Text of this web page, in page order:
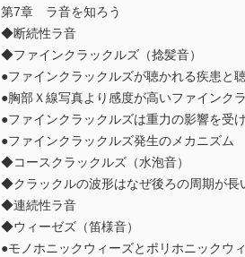
第7章 ラ音を知ろう
◆断続性ラ音
◆ファインクラックルズ（捻髪音）
●ファインクラックルズが聴かれる疾患と
●胸部Ｘ線写真より感度が高いファインク
●ファインクラックルズは重力の影響を受
●ファインクラックルズ発生のメカニズム
◆コースクラックルズ（水泡音）
◆クラックルの波形はなぜ後ろの周期が長
◆連続性ラ音
◆ウィーゼズ（笛様音）
●モノホニックウィーズとポリホニックウ